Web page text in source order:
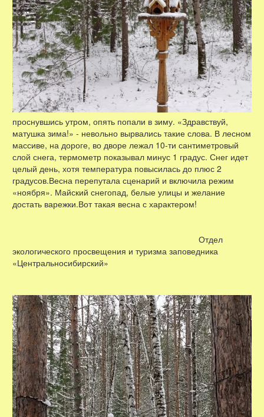
проснувшись утром, опять попали в зиму. «Здравствуй,
матушка зима!» - невольно вырвались такие слова. В лесном
массиве, на дороге, во дворе лежал 10-ти сантиметровый
слой снега, термометр показывал минус 1 градус. Снег идет
целый день, хотя температура повысилась до плюс 2
градусов.Весна перепутала сценарий и включила режим
«ноября». Майский снегопад, белые улицы и желание
достать варежки.Вот такая весна с характером!
Отдел
экологического просвещения и туризма заповедника
«Центральносибирский»